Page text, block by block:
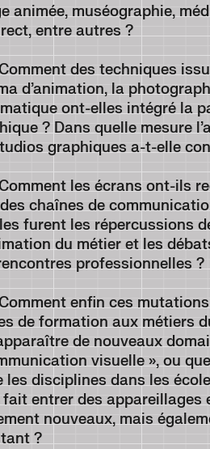
animée, muséographie,
entre autres ?
des techniques
d’animation, la
ont-elles intégré la
? Dans quelle mesure
graphiques a-t-elle
les écrans ont-ils
chaînes de
furent les répercussions
du métier et les
professionnelles ?
enfin ces mutations
de formation aux métiers
de nouveaux
visuelle », ou
les disciplines dans les
fait entrer des appareillages
nouveaux, mais
?